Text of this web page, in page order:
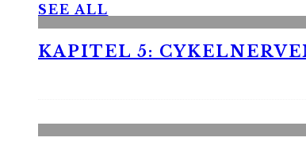
SEE ALL
KAPITEL 5: